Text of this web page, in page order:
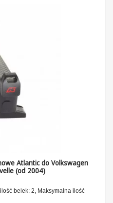
Atlantic do Volkswagen
(od 2004)
belek: 2, Maksymalna ilość